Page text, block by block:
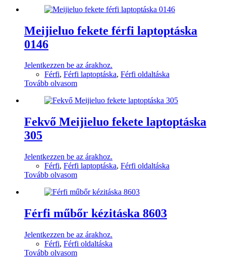
Meijieluo fekete férfi laptoptáska
0146
Jelentkezzen be az árakhoz.
Férfi, Férfi laptoptáska, Férfi oldaltáska
Tovább olvasom
Fekvő Meijieluo fekete laptoptáska
305
Jelentkezzen be az árakhoz.
Férfi, Férfi laptoptáska, Férfi oldaltáska
Tovább olvasom
Férfi műbőr kézitáska 8603
Jelentkezzen be az árakhoz.
Férfi, Férfi oldaltáska
Tovább olvasom